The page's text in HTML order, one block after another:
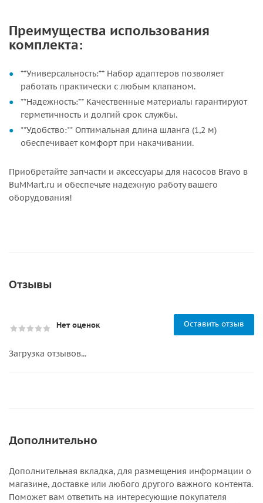
Преимущества использования
комплекта:
**Универсальность:** Набор адаптеров позволяет
работать практически с любым клапаном.
**Надежность:** Качественные материалы гарантируют
герметичность и долгий срок службы.
**Удобство:** Оптимальная длина шланга (1,2 м)
обеспечивает комфорт при накачивании.
Приобретайте запчасти и аксессуары для насосов Bravo в
BuMMart.ru и обеспечьте надежную работу вашего
оборудования!
Отзывы
Нет оценок Оставить отзыв
Загрузка отзывов...
Дополнительно
Дополнительная вкладка, для размещения информации о
магазине, доставке или любого другого важного контента.
Поможет вам ответить на интересующие покупателя